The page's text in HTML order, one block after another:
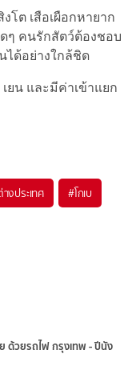
โต เสือเผือกหายาก
ๆ คนรักสัตว์ต้องชอบ
ได้อย่างใกล้ชิด
ยน และมีค่าเข้าแยก
งประเทศ #โกเบ
ย ด้วยรถไฟ กรุงเทพ - ปีนัง